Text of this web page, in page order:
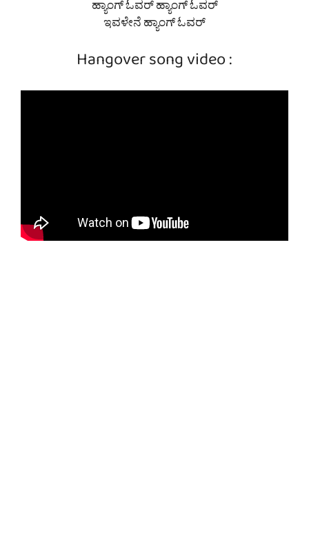
ಹ್ಯಾಂಗ್ ಓವರ್ ಹ್ಯಾಂಗ್ ಓವರ್
ಇವಳೇನೆ ಹ್ಯಾಂಗ್ ಓವರ್
Hangover song video :